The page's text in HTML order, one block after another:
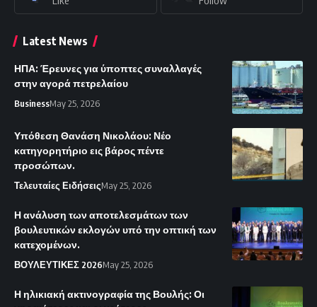
Latest News
ΗΠΑ: Έρευνες για ύποπτες συναλλαγές
στην αγορά πετρελαίου
BusinessMay 25, 2026
Υπόθεση Θανάση Νικολάου: Νέο
κατηγορητήριο εις βάρος πέντε
προσώπων.
Τελευταίες ΕιδήσειςMay 25, 2026
Η ανάλυση των αποτελεσμάτων των
βουλευτικών εκλογών υπό την οπτική των
κατεχομένων.
ΒΟΥΛΕΥΤΙΚΕΣ 2026May 25, 2026
Η ηλικιακή ακτινογραφία της Βουλής: Οι